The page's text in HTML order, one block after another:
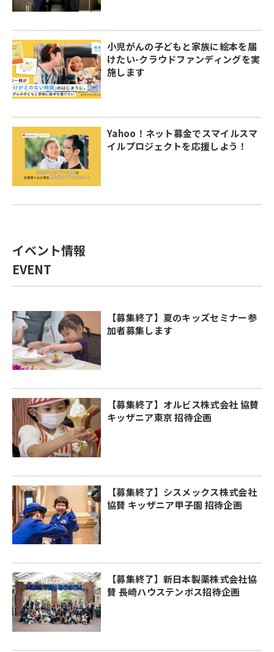
小児がんの子どもと家族に絵本を届
けたい-クラウドファンディングを実
施します
Yahoo！ネット募金でスマイルスマ
イルプロジェクトを応援しよう！
イベント情報
EVENT
【募集終了】夏のキッズセミナー参
加者募集します
【募集終了】オルビス株式会社 協賛
キッザニア東京 招待企画
【募集終了】シスメックス株式会社
協賛 キッザニア甲子園 招待企画
【募集終了】新日本製薬株式会社協
賛 長崎ハウステンボス招待企画